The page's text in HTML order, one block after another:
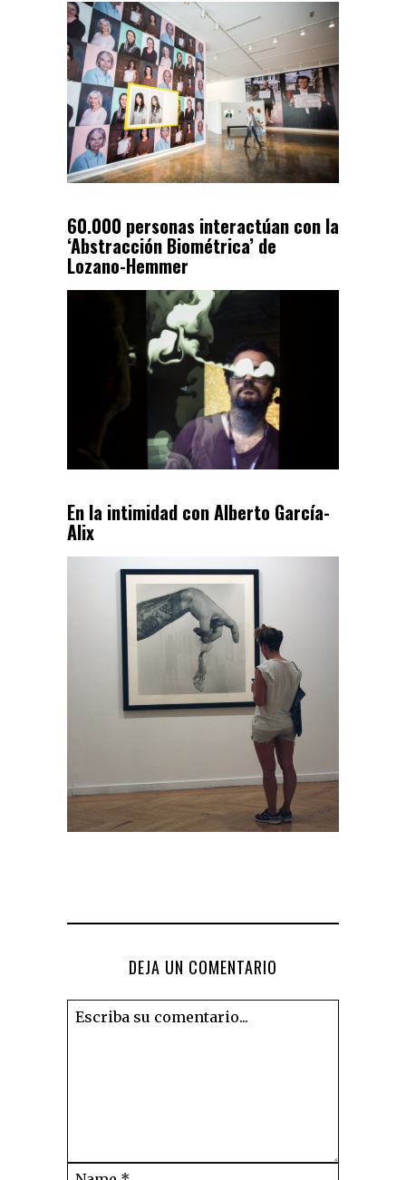
60.000 personas interactúan con la
‘Abstracción Biométrica’ de
Lozano-Hemmer
En la intimidad con Alberto García-
Alix
DEJA UN COMENTARIO